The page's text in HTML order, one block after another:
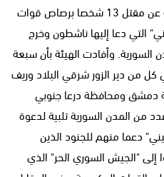
أعلنت الهيئة العامة للثورة السورية عن مقتل 13 شخصا برصاص قوات
التي دعا إليها ناشطون وخرج
وأفادت الهيئة بأن سبعة
من دير الزور شرقي البلاد وريف
ومحافظة درعا جنوبي
من المدن السورية تلبية لدعوة
دعما منهم للجنود الذين
"الجيش السوري الحر" الذي